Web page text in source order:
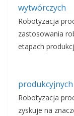
wytwórczych
Robotyzacja
zastosowania
etapach
produkcyjnych
Robotyzacja
zyskuje na